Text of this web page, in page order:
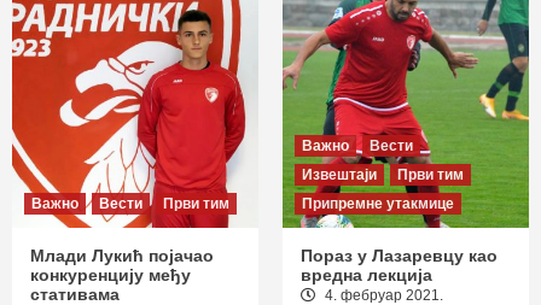
Важно Вести Први тим
Млади Лукић појачао
конкуренцију међу
стативама
Важно
Вести
Извештаји
Први тим
Припремне утакмице
Пораз у Лазаревцу као
вредна лекција
4. фебруар 2021.